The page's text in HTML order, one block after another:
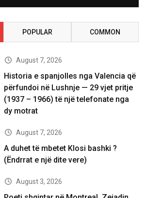
POPULAR COMMON
August 7, 2026
Historia e spanjolles nga Valencia që
përfundoi në Lushnje — 29 vjet pritje
(1937 – 1966) të një telefonate nga
dy motrat
August 7, 2026
A duhet të mbetet Klosi bashki ?
(Ëndrrat e një dite vere)
August 3, 2026